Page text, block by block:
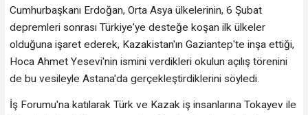
Cumhurbaşkanı Erdoğan, Orta Asya ülkelerinin, 6 Şubat
depremleri sonrası Türkiye'ye desteğe koşan ilk ülkeler
olduğuna işaret ederek, Kazakistan'ın Gaziantep'te inşa ettiği,
Hoca Ahmet Yesevi'nin ismini verdikleri okulun açılış törenini
de bu vesileyle Astana'da gerçekleştirdiklerini söyledi.
İş Forumu'na katılarak Türk ve Kazak iş insanlarına Tokayev ile